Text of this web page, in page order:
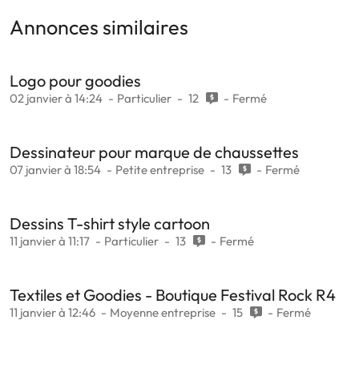
Annonces similaires
Logo pour goodies
02 janvier à 14:24 Particulier 12 Fermé
Dessinateur pour marque de chaussettes
07 janvier à 18:54 Petite entreprise 13 Fermé
Dessins T-shirt style cartoon
11 janvier à 11:17 Particulier 13 Fermé
Textiles et Goodies - Boutique Festival Rock R4
11 janvier à 12:46 Moyenne entreprise 15 Fermé